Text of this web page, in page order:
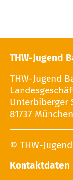
THW-Jugend
THW-Jugend
Unterbiberger
81737 München
© THW-
Kontaktdaten